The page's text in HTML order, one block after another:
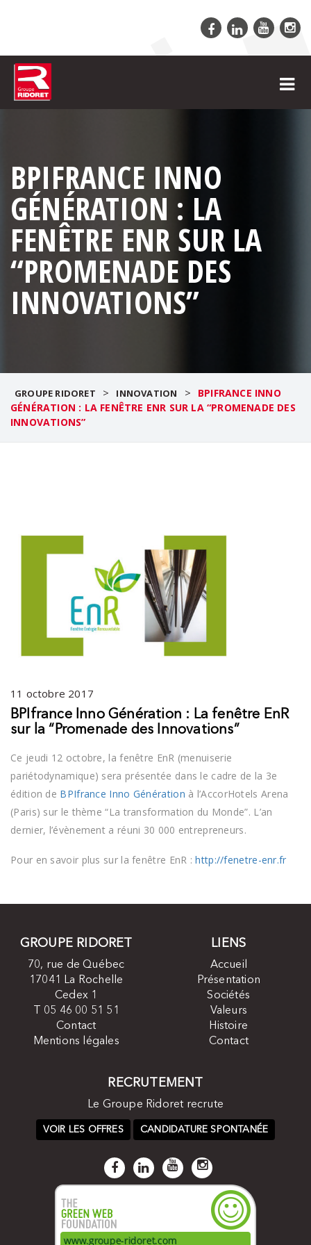
BPIFRANCE INNO
GÉNÉRATION : LA
FENÊTRE ENR SUR LA
“PROMENADE DES
INNOVATIONS”
GROUPE RIDORET > INNOVATION >
BPIFRANCE INNO
GÉNÉRATION : LA FENÊTRE ENR SUR LA “PROMENADE DES
INNOVATIONS”
11 octobre 2017
BPIfrance Inno Génération : La fenêtre EnR
sur la “Promenade des Innovations”
Ce jeudi 12 octobre, la fenêtre EnR (menuiserie
pariétodynamique) sera présentée dans le cadre de la 3e
édition de BPIfrance Inno Génération à l’AccorHotels Arena
(Paris) sur le thème “La transformation du Monde”. L’an
dernier, l’évènement a réuni 30 000 entrepreneurs.
Pour en savoir plus sur la fenêtre EnR :http://fenetre-enr.fr
GROUPE RIDORET
70, rue de Québec
17041 La Rochelle
Cedex 1
T 05 46 00 51 51
Contact
Mentions légales
LIENS
Accueil
Présentation
Sociétés
Valeurs
Histoire
Contact
RECRUTEMENT
Le Groupe Ridoret recrute
VOIR LES OFFRES CANDIDATURE SPONTANÉE